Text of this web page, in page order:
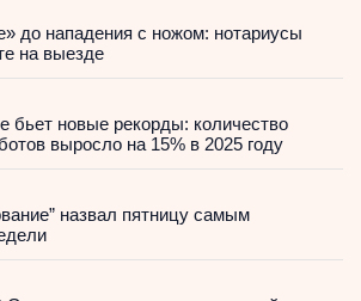
до нападения с ножом: нотариусы
на выезде
бьет новые рекорды: количество
выросло на 15% в 2025 году
назвал пятницу самым